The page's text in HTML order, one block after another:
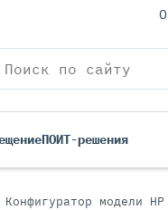
ПОИТ-решения
Конфигуратор модели